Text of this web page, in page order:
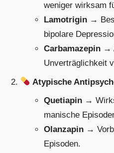
weniger wirksam
Lamotrigin →
bipolare
Carbamazepin →
Unverträglichkeit
Atypische
Quetiapin →
manische
Olanzapin →
Episoden.